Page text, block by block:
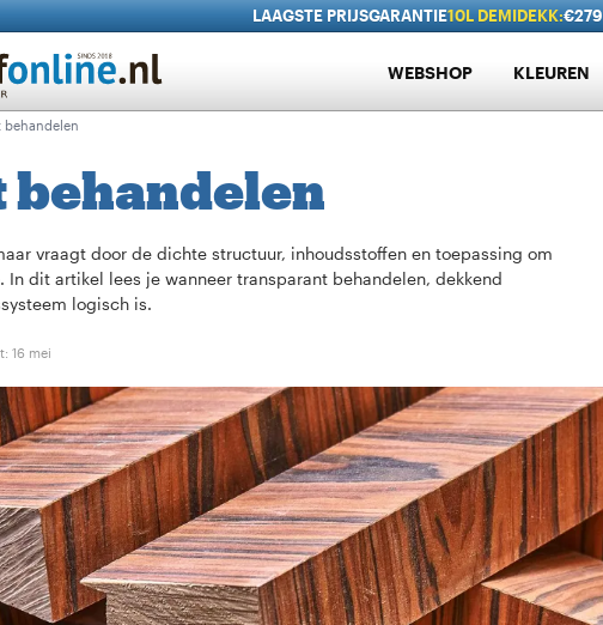
LAAGSTE PRIJSGARANTIE10L DEMIDEKK:€279
WEBSHOP KLEUREN
behandelen
vraagt door de dichte structuur, inhoudsstoffen en toepassing om
In dit artikel lees je wanneer transparant behandelen, dekkend
logisch is.
16 mei